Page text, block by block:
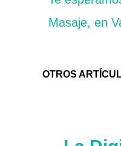
Masaje, en
OTROS